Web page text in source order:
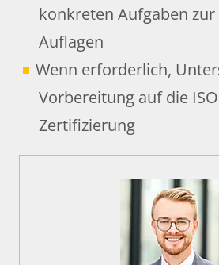
konkreten Aufgaben
Auflagen
Wenn erforderlich,
Vorbereitung auf die ISO
Zertifizierung